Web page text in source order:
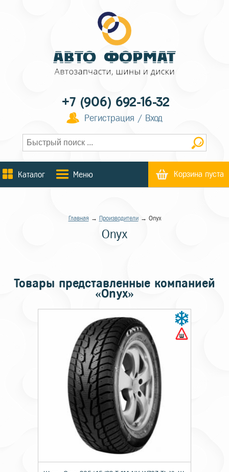
+7 (906) 692-16-32
Регистрация / Вход
Каталог Меню Корзина пуста
Главная→ Производители→ Onyx
Onyx
Товары представленные компанией
«Onyx»